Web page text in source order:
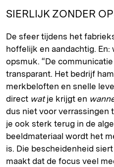
SIERLIJK ZONDER
De sfeer tijdens het
hoffelijk en aandachtig. En:
opsmuk. “De
transparant. Het bedrijf
merkbeloften en snelle
direct watje krijgt en
dus niet voor verrassingen
je ook sterk terug in de
beeldmateriaal wordt het
is. Die bescheidenheid
maakt dat de focus veel